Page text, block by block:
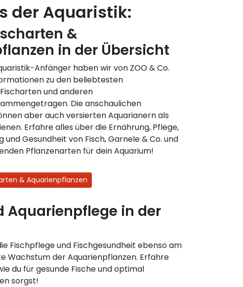
der Aquaristik:
&
in der Übersicht
Anfänger haben wir von ZOO & Co.
zu den beliebtesten
und anderen
Die anschaulichen
aber auch versierten Aquarianern als
Erfahre alles über die Ernährung, Pflege,
Gesundheit von Fisch, Garnele & Co. und
Pflanzenarten für dein Aquarium!
& Aquarienpflanzen
Aquarienpflege in der
Fischpflege und Fischgesundheit ebenso am
Wachstum der Aquarienpflanzen. Erfahre
du für gesunde Fische und optimal
sorgst!